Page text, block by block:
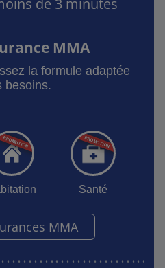
de 3 minutes
MMA
la formule adaptée
besoins.
Santé
MMA